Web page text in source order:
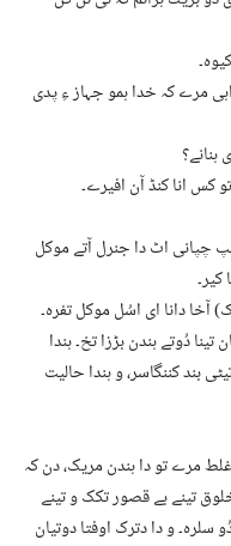
مرے کہ خدا ہمو جہاز ءِ پدی
کس انا کنڈ آن افیرے۔
چپانی اٹ دا جنرل آتے موکل
آخا دانا ای اسُل موکل تفرہ۔
دُوتے ہندن بڑزا تخ۔ ہندا
بند کننگاسر، و ہندا حالیت
مرے تو دا ہندن مریک، دن کہ
تینے بے قصور تکک و تینے
و دا دترک اوفتا دوتیان